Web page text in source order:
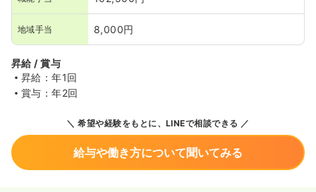
地域手当 8,000円
昇給 / 賞与
昇給：年1回
賞与：年2回
希望や経験をもとに、LINEで相談できる
給与や働き方について聞いてみる